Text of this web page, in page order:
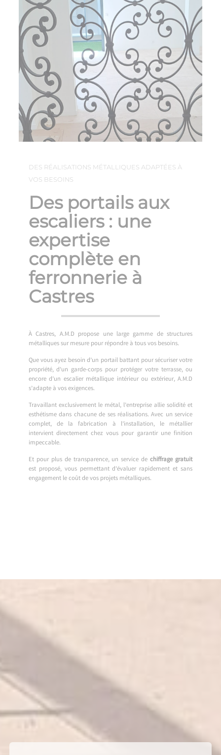
DES RÉALISATIONS MÉTALLIQUES ADAPTÉES À
VOS BESOINS
Des portails aux
escaliers : une
expertise
complète en
ferronnerie à
Castres
À Castres, A.M.D propose une large gamme de structures
métalliques sur mesure pour répondre à tous vos besoins.
Que vous ayez besoin d’un portail battant pour sécuriser votre
propriété, d’un garde-corps pour protéger votre terrasse, ou
encore d’un escalier métallique intérieur ou extérieur, A.M.D
s’adapte à vos exigences.
Travaillant exclusivement le métal, l’entreprise allie solidité et
esthétisme dans chacune de ses réalisations. Avec un service
complet, de la fabrication à l’installation, le métallier
intervient directement chez vous pour garantir une finition
impeccable.
Et pour plus de transparence, un service dechiffrage gratuit
est proposé, vous permettant d’évaluer rapidement et sans
engagement le coût de vos projets métalliques.